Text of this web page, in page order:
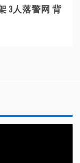
3人落警网 背